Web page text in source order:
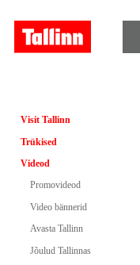
Visit Tallinn
Trükised
Videod
Promovideod
Video bännerid
Avasta Tallinn
Jõulud Tallinnas